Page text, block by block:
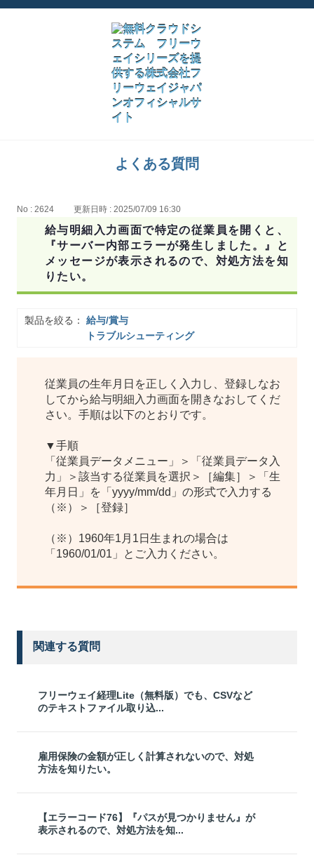
よくある質問
No : 2624 更新日時 : 2025/07/09 16:30
給与明細入力画面で特定の従業員を開くと、
『サーバー内部エラーが発生しました。』と
メッセージが表示されるので、対処方法を知
りたい。
製品を絞る：
給与/賞与
トラブルシューティング
従業員の生年月日を正しく入力し、登録しなお
してから給与明細入力画面を開きなおしてくだ
さい。手順は以下のとおりです。
▼手順
「従業員データメニュー」＞「従業員データ入
力」＞該当する従業員を選択＞［編集］＞「生
年月日」を「yyyy/mm/dd」の形式で入力する
（※）＞［登録］
（※）1960年1月1日生まれの場合は
「1960/01/01」とご入力ください。
関連する質問
フリーウェイ経理Lite（無料版）でも、CSVなど
のテキストファイル取り込...
雇用保険の金額が正しく計算されないので、対処
方法を知りたい。
【エラーコード76】『パスが見つかりません』が
表示されるので、対処方法を知...